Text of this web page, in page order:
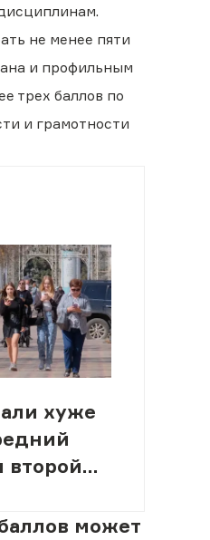
не менее пяти
и профильным
трех баллов по
и грамотности
хуже
второй
может